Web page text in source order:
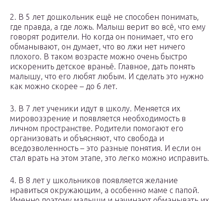
2. В 5 лет дошкольник ещё не способен понимать,
где правда, а где ложь. Малыш верит во всё, что ему
говорят родители. Но когда он понимает, что его
обманывают, он думает, что во лжи нет ничего
плохого. В таком возрасте можно очень быстро
искоренить детское враньё. Главное, дать понять
малышу, что его любят любым. И сделать это нужно
как можно скорее – до 6 лет.
3. В 7 лет ученики идут в школу. Меняется их
мировоззрение и появляется необходимость в
личном пространстве. Родители помогают его
организовать и объясняют, что свобода и
вседозволенность – это разные понятия. И если он
стал врать на этом этапе, это легко можно исправить.
4. В 8 лет у школьников появляется желание
нравиться окружающим, а особенно маме с папой.